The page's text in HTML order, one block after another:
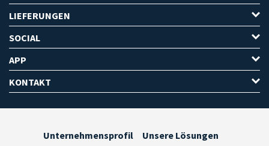
LIEFERUNGEN
SOCIAL
APP
KONTAKT
Unternehmensprofil
Unsere Lösungen